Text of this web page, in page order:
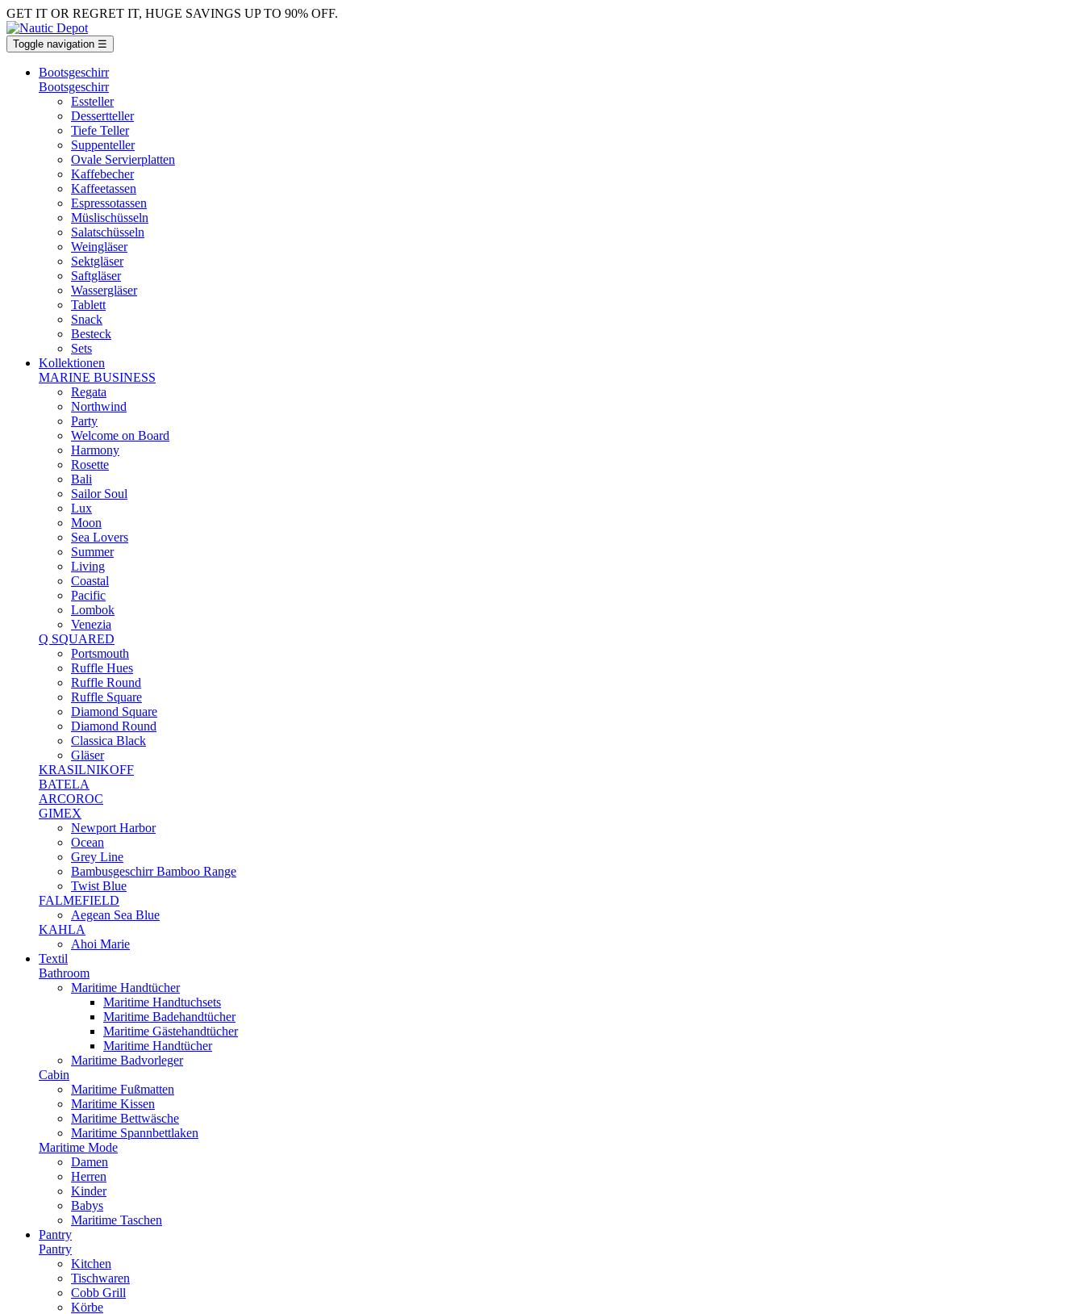
GET IT OR REGRET IT, HUGE SAVINGS UP TO 90% OFF.
Toggle navigation ☰
Bootsgeschirr
Bootsgeschirr
Essteller
Dessertteller
Tiefe Teller
Suppenteller
Ovale Servierplatten
Kaffebecher
Kaffeetassen
Espressotassen
Müslischüsseln
Salatschüsseln
Weingläser
Sektgläser
Saftgläser
Wassergläser
Tablett
Snack
Besteck
Sets
Kollektionen
MARINE BUSINESS
Regata
Northwind
Party
Welcome on Board
Harmony
Rosette
Bali
Sailor Soul
Lux
Moon
Sea Lovers
Summer
Living
Coastal
Pacific
Lombok
Venezia
Q SQUARED
Portsmouth
Ruffle Hues
Ruffle Round
Ruffle Square
Diamond Square
Diamond Round
Classica Black
Gläser
KRASILNIKOFF
BATELA
ARCOROC
GIMEX
Newport Harbor
Ocean
Grey Line
Bambusgeschirr Bamboo Range
Twist Blue
FALMEFIELD
Aegean Sea Blue
KAHLA
Ahoi Marie
Textil
Bathroom
Maritime Handtücher
Maritime Handtuchsets
Maritime Badehandtücher
Maritime Gästehandtücher
Maritime Handtücher
Maritime Badvorleger
Cabin
Maritime Fußmatten
Maritime Kissen
Maritime Bettwäsche
Maritime Spannbettlaken
Maritime Mode
Damen
Herren
Kinder
Babys
Maritime Taschen
Pantry
Pantry
Kitchen
Tischwaren
Cobb Grill
Körbe